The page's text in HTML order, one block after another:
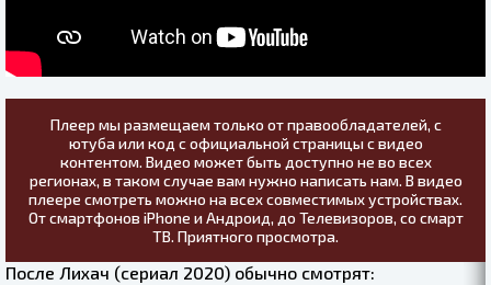
Плеер мы размещаем только от правообладателей, с
ютуба или код с официальной страницы с видео
контентом. Видео может быть доступно не во всех
регионах, в таком случае вам нужно написать нам. В видео
плеере смотреть можно на всех совместимых устройствах.
От смартфонов iPhone и Андроид, до Телевизоров, со смарт
ТВ. Приятного просмотра.
После Лихач (сериал 2020) обычно смотрят: